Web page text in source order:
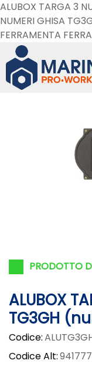
ALUBOX TARGA 3
NUMERI GHISA
FERRAMENTA
PRODOTTO
ALUBOX
TG3GH
Codice:
Codice Alt:941777